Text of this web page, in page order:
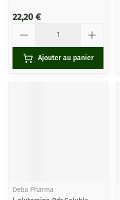
22,20 €
Ajouter au panier
Deba Pharma